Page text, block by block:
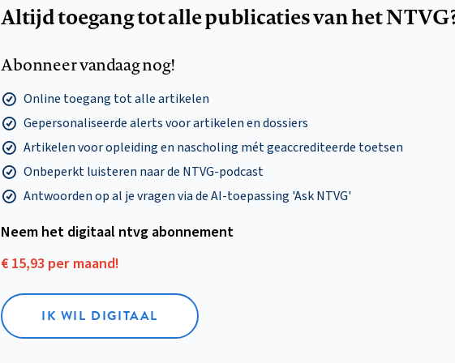
Altijd toegang tot alle publicaties van het
Abonneer vandaag nog!
Online toegang tot alle artikelen
Gepersonaliseerde alerts voor artikelen en dossiers
Artikelen voor opleiding en nascholing mét geaccrediteerde toetsen
Onbeperkt luisteren naar de NTVG-podcast
Antwoorden op al je vragen via de AI-toepassing 'Ask NTVG'
Neem het digitaal ntvg abonnement
€ 15,93 per maand!
IK WIL DIGITAAL